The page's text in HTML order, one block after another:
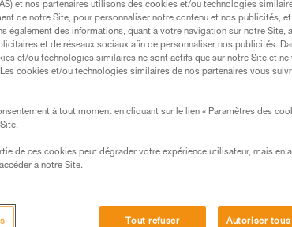
de led, light emitting diode. Actuellement, la
blanches consiste à combiner une diode
donc principalement de la lumière bleue
et nos partenaires utilisons des cookies et/ou technologies
de notre Site, pour personnaliser notre contenu et nos publicités,
également des informations, quant à votre navigation sur notre Site,
et de réseaux sociaux afin de personnaliser nos publicités.
et/ou technologies similaires ne sont actifs que sur notre Site et ne
cookies et/ou technologies similaires de nos partenaires vous
à tout moment en cliquant sur le lien « Paramètres des
de ces cookies peut dégrader votre expérience utilisateur, mais en
à notre Site.
Tout refuser Autoriser